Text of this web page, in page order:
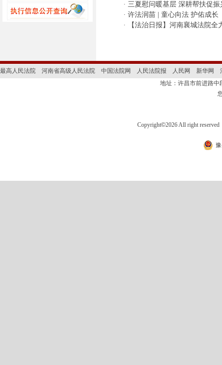
· 三夏慰问暖基层 深耕帮扶促
· 许法润苗 | 童心向法 护佑成长
·
【法治日报】河南襄城法院全
最高人民法院 河南省高级人民法院 中国法院网 人民法院报 人民网 新华网
地址：许昌市前进路
Copyright©2026 All right